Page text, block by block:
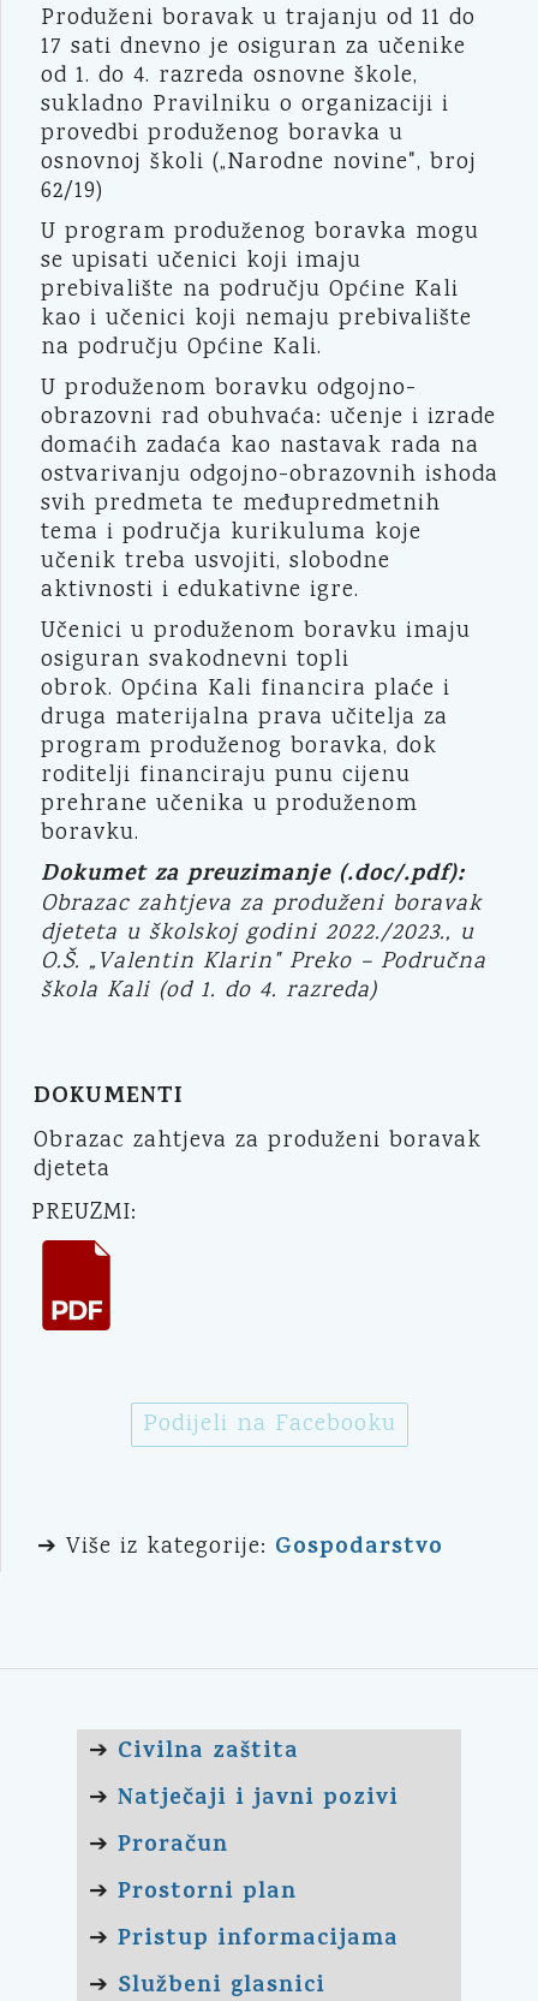
Produženi boravak u trajanju od 11 do
17 sati dnevno je osiguran za učenike
od 1. do 4. razreda osnovne škole,
sukladno Pravilniku o organizaciji i
provedbi produženog boravka u
osnovnoj školi („Narodne novine", broj
62/19)
U program produženog boravka mogu
se upisati učenici koji imaju
prebivalište na području Općine Kali
kao i učenici koji nemaju prebivalište
na području Općine Kali.
U produženom boravku odgojno-
obrazovni rad obuhvaća: učenje i izrade
domaćih zadaća kao nastavak rada na
ostvarivanju odgojno-obrazovnih ishoda
svih predmeta te međupredmetnih
tema i područja kurikuluma koje
učenik treba usvojiti, slobodne
aktivnosti i edukativne igre.
Učenici u produženom boravku imaju
osiguran svakodnevni topli
obrok. Općina Kali financira plaće i
druga materijalna prava učitelja za
program produženog boravka, dok
roditelji financiraju punu cijenu
prehrane učenika u produženom
boravku.
Dokumet za preuzimanje (.doc/.pdf):
Obrazac zahtjeva za produženi boravak
djeteta u školskoj godini 2022./2023., u
O.Š. „Valentin Klarin" Preko – Područna
škola Kali (od 1. do 4. razreda)
DOKUMENTI
Obrazac zahtjeva za produženi boravak
djeteta
PREUZMI:
Podijeli na Facebooku
➔ Više iz kategorije: Gospodarstvo
➔ Civilna zaštita
➔ Natječaji i javni pozivi
➔ Proračun
➔ Prostorni plan
➔ Pristup informacijama
➔ Službeni glasnici